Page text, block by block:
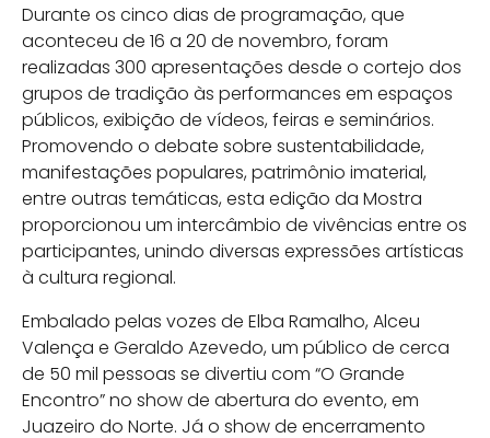
Durante os cinco dias de programação, que
aconteceu de 16 a 20 de novembro, foram
realizadas 300 apresentações desde o cortejo dos
grupos de tradição às performances em espaços
públicos, exibição de vídeos, feiras e seminários.
Promovendo o debate sobre sustentabilidade,
manifestações populares, patrimônio imaterial,
entre outras temáticas, esta edição da Mostra
proporcionou um intercâmbio de vivências entre os
participantes, unindo diversas expressões artísticas
à cultura regional.
Embalado pelas vozes de Elba Ramalho, Alceu
Valença e Geraldo Azevedo, um público de cerca
de 50 mil pessoas se divertiu com “O Grande
Encontro” no show de abertura do evento, em
Juazeiro do Norte. Já o show de encerramento